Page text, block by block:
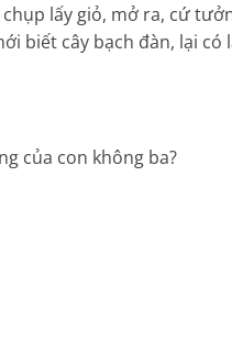
lấy giỏ, mở ra, cứ
biết cây bạch đàn, lại có
của con không ba?